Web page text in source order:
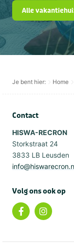
Alle
Je bent hier: Home
Contact
HISWA-RECRON
Storkstraat 24
3833 LB Leusden
Volg ons ook op